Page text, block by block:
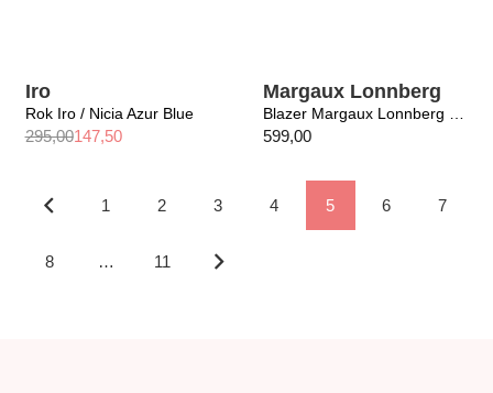
Iro
Rok Iro / Nicia Azur Blue
295,00147,50
Margaux Lonnberg
599,00
1 2 3 4 5 6 7
8 … 11